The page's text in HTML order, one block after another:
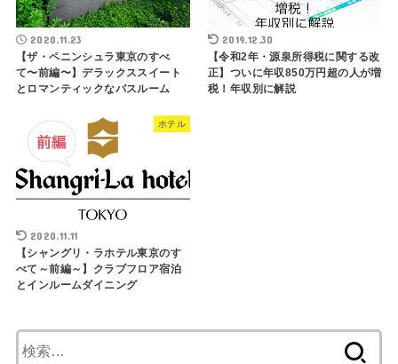
2020.11.23
【ザ・ペニンシュラ東京のすべ
て〜前編〜】デラックススイート
とロマンティックなバスルーム
2019.12.30
【令和2年・源泉所得税に関する改
正】ついに年収850万円超の人が増
税！年収別に解説
ホテル
2020.11.11
【シャングリ・ラホテル東京のす
べて～前編～】クラブフロア宿泊
とインルームダイニング